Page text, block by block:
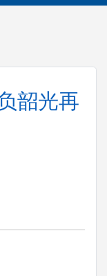
韶光再